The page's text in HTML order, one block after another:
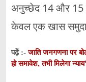
अनुच्छेद 14 और 15
केवल एक खास
पढ़ें :-जाति जनगणना पर
हो समावेश, तभी मिलेगा न्याय'